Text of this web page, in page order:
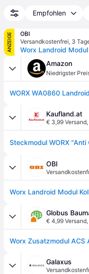
Empfohlen
ANZEIGE
OBI
Versandkostenfrei, 3
Worx Landroid
Amazon
Niedrigster
Kaufland.at
€ 3,99 Versand,
OBI
Worx Landroid Modul
Globus
€ 4,99 Versand,
Worx Zusatzmodul ACS
Galaxus